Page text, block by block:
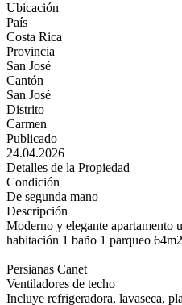
Ubicación
País
Costa Rica
Provincia
San José
Cantón
San José
Distrito
Carmen
Publicado
24.04.2026
Detalles de la Propiedad
Condición
De segunda mano
Descripción
Moderno y elegante apartamento
habitación 1 baño 1 parqueo
Persianas Canet
Ventiladores de techo
Incluye refrigeradora, lavaseca,